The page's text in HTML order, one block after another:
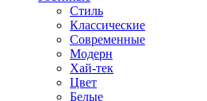
Стиль
Классические
Современные
Модерн
Хай-тек
Цвет
Белые